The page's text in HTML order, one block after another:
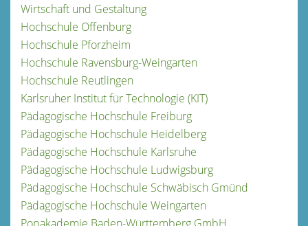
Wirtschaft und Gestaltung
Hochschule Offenburg
Hochschule Pforzheim
Hochschule Ravensburg-Weingarten
Hochschule Reutlingen
Karlsruher Institut für Technologie (KIT)
Pädagogische Hochschule Freiburg
Pädagogische Hochschule Heidelberg
Pädagogische Hochschule Karlsruhe
Pädagogische Hochschule Ludwigsburg
Pädagogische Hochschule Schwäbisch Gmünd
Pädagogische Hochschule Weingarten